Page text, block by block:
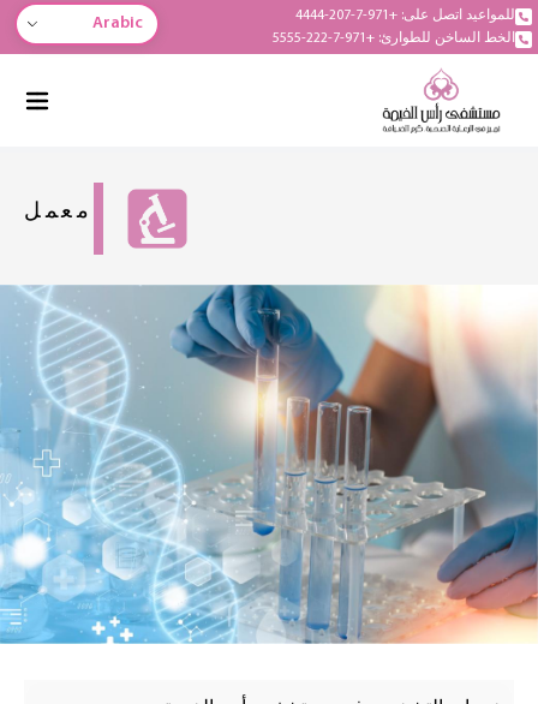
للمواعيد اتصل على: +971-7-207-4444
الخط الساخن للطوارئ: +971-7-222-5555
Arabic
معمل